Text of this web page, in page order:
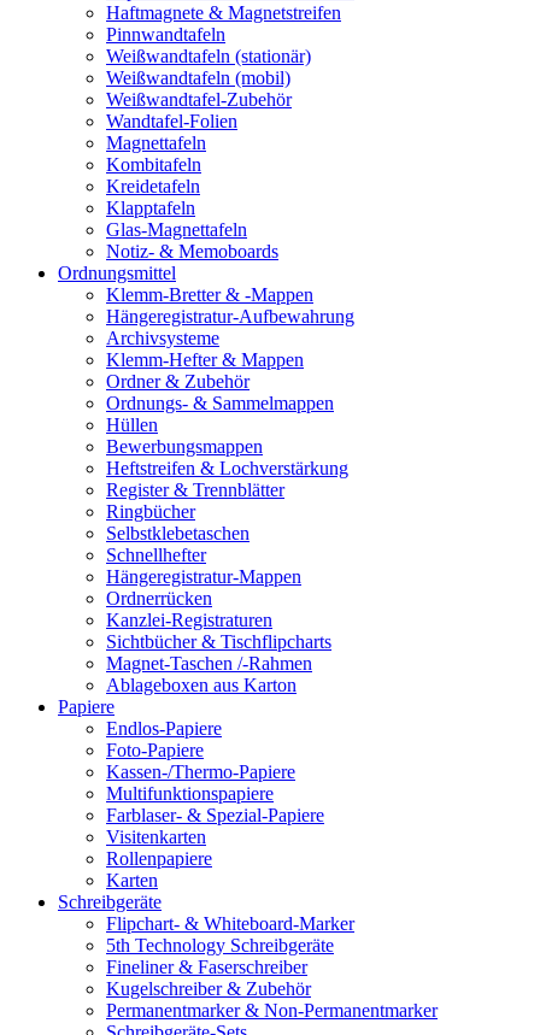
Haftmagnete & Magnetstreifen
Pinnwandtafeln
Weißwandtafeln (stationär)
Weißwandtafeln (mobil)
Weißwandtafel-Zubehör
Wandtafel-Folien
Magnettafeln
Kombitafeln
Kreidetafeln
Klapptafeln
Glas-Magnettafeln
Notiz- & Memoboards
Ordnungsmittel
Klemm-Bretter & -Mappen
Hängeregistratur-Aufbewahrung
Archivsysteme
Klemm-Hefter & Mappen
Ordner & Zubehör
Ordnungs- & Sammelmappen
Hüllen
Bewerbungsmappen
Heftstreifen & Lochverstärkung
Register & Trennblätter
Ringbücher
Selbstklebetaschen
Schnellhefter
Hängeregistratur-Mappen
Ordnerrücken
Kanzlei-Registraturen
Sichtbücher & Tischflipcharts
Magnet-Taschen /-Rahmen
Ablageboxen aus Karton
Papiere
Endlos-Papiere
Foto-Papiere
Kassen-/Thermo-Papiere
Multifunktionspapiere
Farblaser- & Spezial-Papiere
Visitenkarten
Rollenpapiere
Karten
Schreibgeräte
Flipchart- & Whiteboard-Marker
5th Technology Schreibgeräte
Fineliner & Faserschreiber
Kugelschreiber & Zubehör
Permanentmarker & Non-Permanentmarker